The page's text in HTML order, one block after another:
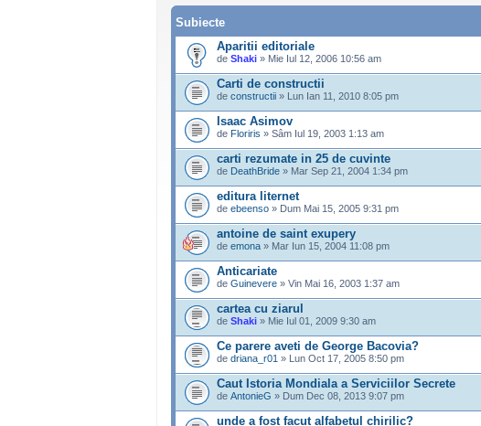
Subiecte
Aparitii editoriale
de Shaki » Mie Iul 12, 2006 10:56 am
Carti de constructii
de constructii » Lun Ian 11, 2010 8:05 pm
Isaac Asimov
de Floriris » Sâm Iul 19, 2003 1:13 am
carti rezumate in 25 de cuvinte
de DeathBride » Mar Sep 21, 2004 1:34 pm
editura liternet
de ebeenso » Dum Mai 15, 2005 9:31 pm
antoine de saint exupery
de emona » Mar Iun 15, 2004 11:08 pm
Anticariate
de Guinevere » Vin Mai 16, 2003 1:37 am
cartea cu ziarul
de Shaki » Mie Iul 01, 2009 9:30 am
Ce parere aveti de George Bacovia?
de driana_r01 » Lun Oct 17, 2005 8:50 pm
Caut Istoria Mondiala a Serviciilor Secrete
de AntonieG » Dum Dec 08, 2013 9:07 pm
unde a fost facut alfabetul chirilic?